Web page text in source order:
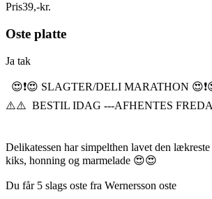
Pris39,-kr.
Oste platte
Ja tak
😍❗️😍 SLAGTER/DELI MARATHON
⚠️⚠️ BESTIL IDAG ---AFHENTES
Delikatessen har simpelthen lavet den
kiks, honning og marmelade 😍😍
Du får 5 slags oste fra Wernersson oste